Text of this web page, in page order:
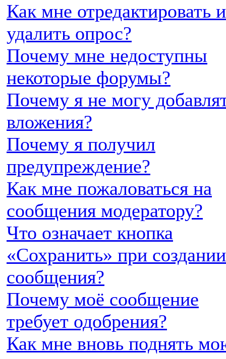
Как мне отредактировать
удалить опрос?
Почему мне недоступны
некоторые форумы?
Почему я не могу
вложения?
Почему я получил
предупреждение?
Как мне пожаловаться на
сообщения модератору?
Что означает кнопка
«Сохранить» при создании
сообщения?
Почему моё сообщение
требует одобрения?
Как мне вновь поднять